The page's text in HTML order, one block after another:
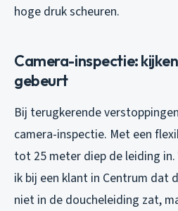
hoge druk scheuren.
Camera-inspectie:
gebeurt
Bij terugkerende
camera-inspectie. Met een
tot 25 meter diep de leiding
ik bij een klant in Centrum dat
niet in de doucheleiding zat,